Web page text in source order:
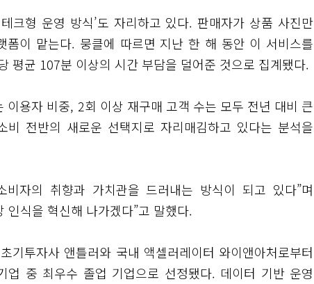
크형 운영 방식’도 자리하고 있다. 판매자가 상품 사진만
이 맡는다. 뭉클에 따르면 지난 한 해 동안 이 서비스를
평균 107분 이상의 시간 부담을 덜어준 것으로 집계됐다.
용자 비중, 2회 이상 재구매 고객 수는 모두 전년 대비 큰
전반의 새로운 선택지로 자리매김하고 있다는 분석을
자의 취향과 가치관을 드러내는 방식이 되고 있다”며
식을 혁신해 나가겠다”고 말했다.
기투자사 앤틀러와 국내 액셀러레이터 와이앤아처로부터
중 최우수 졸업 기업으로 선정됐다. 데이터 기반 운영